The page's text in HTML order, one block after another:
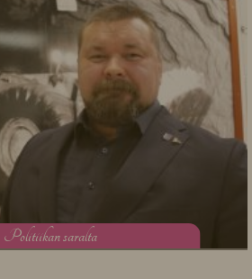
Politiikan saralta